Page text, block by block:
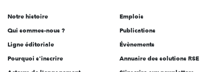
l'engagement
Notre histoire
Qui sommes-nous ?
Ligne éditoriale
Pourquoi s'inscrire
Emplois
Publications
Évènements
Annuaire des solutions RSE